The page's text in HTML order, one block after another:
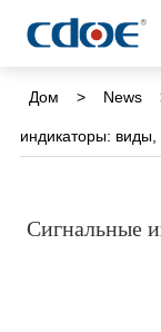
content
Дом
Продукты
Дом > News
индикаторы:
Сигнальные